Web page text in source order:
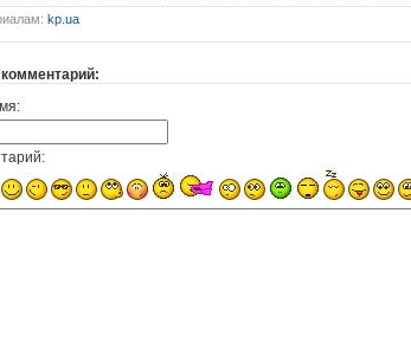
kp.ua